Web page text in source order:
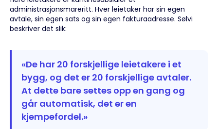
administrasjonsmareritt. Hver leietaker har sin egen
avtale, sin egen sats og sin egen fakturaadresse. Sølvi
beskriver det slik:
«De har 20 forskjellige leietakere i et
bygg, og det er 20 forskjellige avtaler.
At dette bare settes opp en gang og
går automatisk, det er en
kjempefordel.»